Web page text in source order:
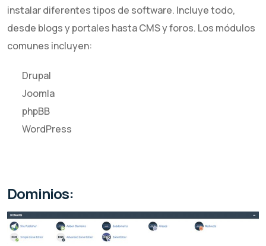
instalar diferentes tipos de software. Incluye todo,
desde blogs y portales hasta CMS y foros. Los módulos
comunes incluyen:
Drupal
Joomla
phpBB
WordPress
Dominios: